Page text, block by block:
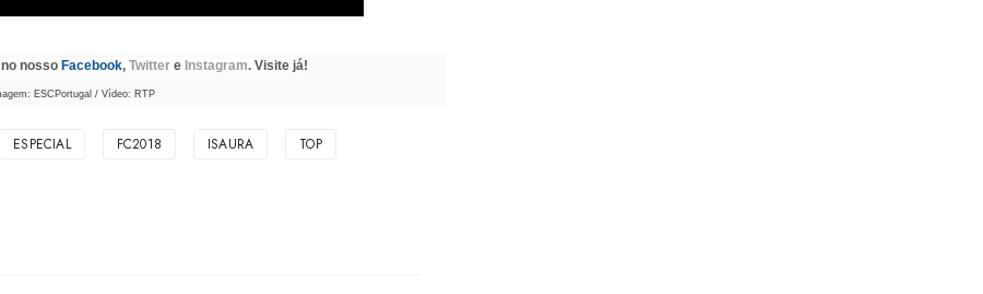
nosso Facebook, Twitter e Instagram. Visite já!
ESCPortugal / Vídeo: RTP
ESPECIAL FC2018 ISAURA TOP